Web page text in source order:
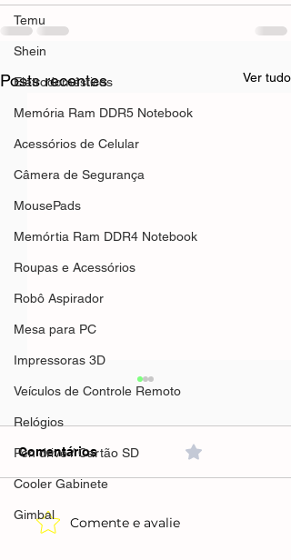
Temu
Shein
Eletrodomésticos
Memória Ram DDR5 Notebook
Acessórios de Celular
Câmera de Segurança
MousePads
Memórtia Ram DDR4 Notebook
Roupas e Acessórios
Robô Aspirador
Mesa para PC
Impressoras 3D
Veículos de Controle Remoto
Relógios
Pen drive / Cartão SD
Cooler Gabinete
Gimbal
Posts recentes Ver tudo
AliExpress - Calendário
Comentários
Comente e avalie